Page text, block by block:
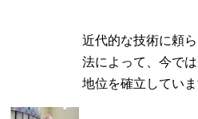
近代的な技術に頼
法によって、今で
地位を確立していま